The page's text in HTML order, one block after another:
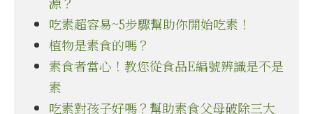
吃素超容易~5步驟幫助你開始吃素！
植物是素食的嗎？
素食者當心！教您從食品E編號辨識是不是
素
吃素對孩子好嗎？幫助素食父母破除三大